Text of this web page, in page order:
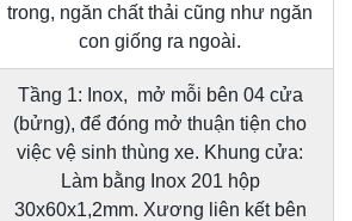
trong, ngăn chất thải cũng như ngăn
con giống ra ngoài.
Tầng 1: Inox, mở mỗi bên 04 cửa
(bửng), để đóng mở thuận tiện cho
việc vệ sinh thùng xe. Khung cửa:
Làm bằng Inox 201 hộp
30x60x1,2mm. Xương liên kết bên